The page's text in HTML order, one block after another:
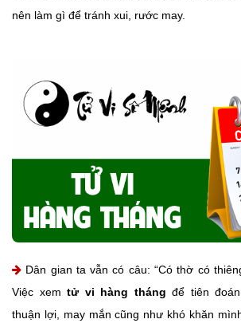
nên làm gì để tránh xui, rước may.
Dân gian ta vẫn có câu: “Có thờ có
Việc xemtử vi hàng tháng để tiên
thuận lợi, may mắn cũng như khó khăn